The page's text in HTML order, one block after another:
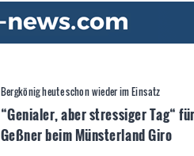
Bergkönig heute schon wieder im Einsatz
“Genialer, aber stressiger Tag“
Geßner beim Münsterland Giro